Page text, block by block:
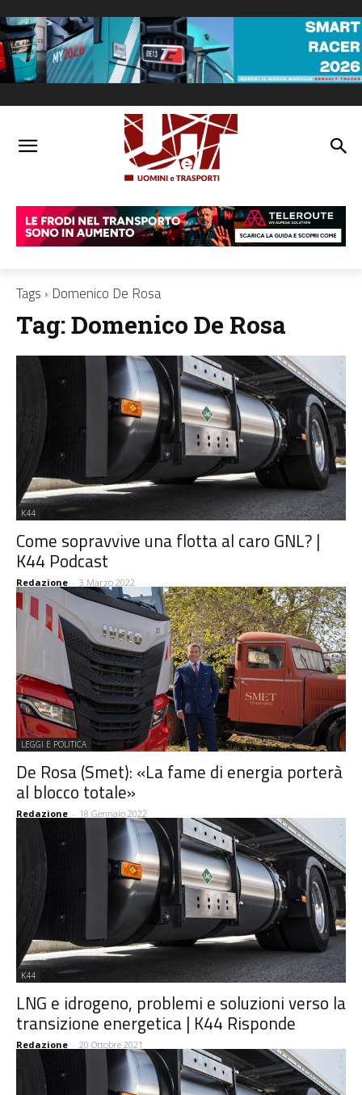
Tags Domenico De Rosa
Tag:Domenico De Rosa
K44
Come sopravvive una flotta al caro GNL? |
K44 Podcast
Redazione - 3 Marzo 2022
LEGGI E POLITICA
De Rosa (Smet): «La fame di energia porterà
al blocco totale»
Redazione - 18 Gennaio 2022
K44
LNG e idrogeno, problemi e soluzioni verso la
transizione energetica | K44 Risponde
Redazione - 20 Ottobre 2021